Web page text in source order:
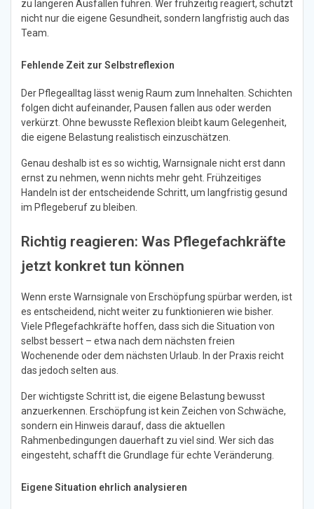
zu längeren Ausfällen führen. Wer frühzeitig reagiert, schützt
nicht nur die eigene Gesundheit, sondern langfristig auch das
Team.
Fehlende Zeit zur Selbstreflexion
Der Pflegealltag lässt wenig Raum zum Innehalten. Schichten
folgen dicht aufeinander, Pausen fallen aus oder werden
verkürzt. Ohne bewusste Reflexion bleibt kaum Gelegenheit,
die eigene Belastung realistisch einzuschätzen.
Genau deshalb ist es so wichtig, Warnsignale nicht erst dann
ernst zu nehmen, wenn nichts mehr geht. Frühzeitiges
Handeln ist der entscheidende Schritt, um langfristig gesund
im Pflegeberuf zu bleiben.
Richtig reagieren: Was Pflegefachkräfte
jetzt konkret tun können
Wenn erste Warnsignale von Erschöpfung spürbar werden, ist
es entscheidend, nicht weiter zu funktionieren wie bisher.
Viele Pflegefachkräfte hoffen, dass sich die Situation von
selbst bessert – etwa nach dem nächsten freien
Wochenende oder dem nächsten Urlaub. In der Praxis reicht
das jedoch selten aus.
Der wichtigste Schritt ist, die eigene Belastung bewusst
anzuerkennen. Erschöpfung ist kein Zeichen von Schwäche,
sondern ein Hinweis darauf, dass die aktuellen
Rahmenbedingungen dauerhaft zu viel sind. Wer sich das
eingesteht, schafft die Grundlage für echte Veränderung.
Eigene Situation ehrlich analysieren